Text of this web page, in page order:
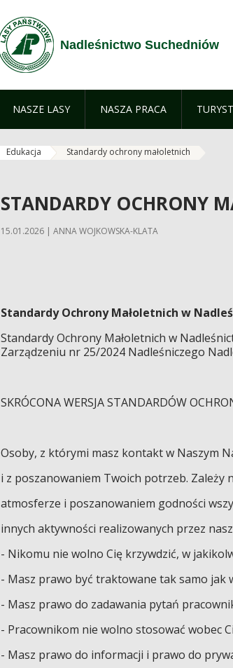
Nadleśnictwo Suchedniów
NASZE LASY NASZA PRACA
Edukacja Standardy ochrony małoletnich
STANDARDY OCHRONY
15.01.2026 | ANNA WOJKOWSKA-KLATA
Standardy Ochrony Małoletnich w
Standardy Ochrony Małoletnich w
Zarządzeniu nr 25/2024 Nadleśniczego
SKRÓCONA WERSJA STANDARDÓW
Osoby, z którymi masz kontakt w Naszym
i z poszanowaniem Twoich potrzeb. Zależy
atmosferze i poszanowaniem godności
innych aktywności realizowanych przez
- Nikomu nie wolno Cię krzywdzić, w
- Masz prawo być traktowane tak samo jak
- Masz prawo do zadawania pytań
- Pracownikom nie wolno stosować wobec
- Masz prawo do informacji i prawo do